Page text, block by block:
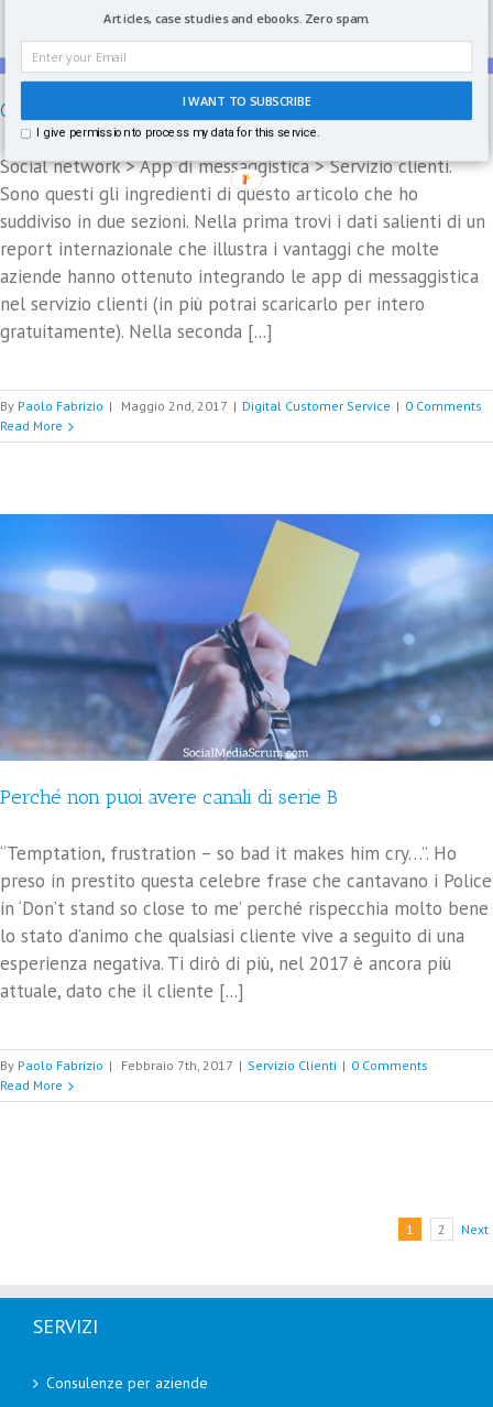
Come integrare social e app nel servizio clienti
Social network > App di messaggistica > Servizio clienti.
Sono questi gli ingredienti di questo articolo che ho
suddiviso in due sezioni. Nella prima trovi i dati salienti di un
report internazionale che illustra i vantaggi che molte
aziende hanno ottenuto integrando le app di messaggistica
nel servizio clienti (in più potrai scaricarlo per intero
gratuitamente). Nella seconda [...]
By Paolo Fabrizio | Maggio 2nd, 2017 | Digital Customer Service | 0 Comments
Read More
Perché non puoi avere canali di serie B
“Temptation, frustration – so bad it makes him cry…”. Ho
preso in prestito questa celebre frase che cantavano i Police
in ‘Don’t stand so close to me’ perché rispecchia molto bene
lo stato d’animo che qualsiasi cliente vive a seguito di una
esperienza negativa. Ti dirò di più, nel 2017 è ancora più
attuale, dato che il cliente [...]
By Paolo Fabrizio | Febbraio 7th, 2017 | Servizio Clienti | 0 Comments
Read More
1 2 Next
SERVIZI
Consulenze per aziende
I WANT TO SUBSCRIBE
I give permission to process my data for this service.
Articles, case studies and ebooks. Zero spam.